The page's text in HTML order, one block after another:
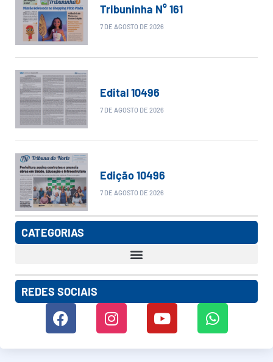
Tribuninha N° 161
7 DE AGOSTO DE 2026
Edital 10496
7 DE AGOSTO DE 2026
Edição 10496
7 DE AGOSTO DE 2026
CATEGORIAS
REDES SOCIAIS